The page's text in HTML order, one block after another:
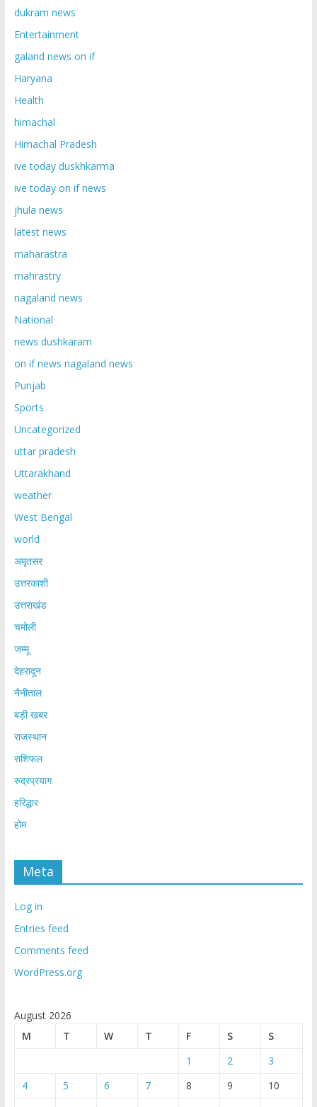
dukram news
Entertainment
galand news on if
Haryana
Health
himachal
Himachal Pradesh
ive today duskhkarma
ive today on if news
jhula news
latest news
maharastra
mahrastry
nagaland news
National
news dushkaram
on if news nagaland news
Punjab
Sports
Uncategorized
uttar pradesh
Uttarakhand
weather
West Bengal
world
अमृतसर
उत्तरकाशी
उत्तराखंड
चमोली
जम्मू
देहरादून
नैनीताल
बड़ी खबर
राजस्थान
राशिफल
रुद्रप्रयाग
हरिद्धार
होम
Meta
Log in
Entries feed
Comments feed
WordPress.org
August 2026
M
T W T F S
S
1
2
3
4
5 6 7 8 9
10